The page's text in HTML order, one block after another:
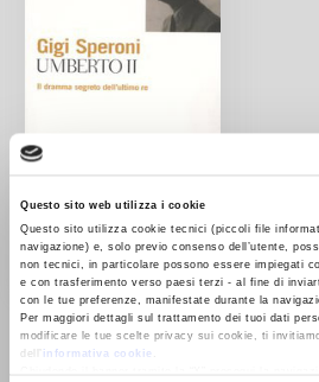
Questo sito web utilizza i cookie
Questo sito utilizza cookie tecnici (piccoli file
navigazione) e, solo previo consenso dell’utente,
non tecnici, in particolare possono essere impiegati
e con trasferimento verso paesi terzi - al fine di
con le tue preferenze, manifestate durante la
Per maggiori dettagli sul trattamento dei tuoi dati
modificare le tue scelte privacy sui cookie, ti
dell’
informativa cookie
Umberto II. Il dramma
segreto dell'ultimo re